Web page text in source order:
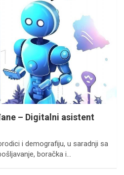
– Digitalni asistent
i demografiju, u saradnji sa
boračka i…